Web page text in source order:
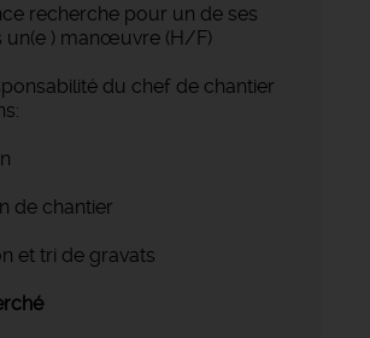
recherche pour un de ses
un(e ) manœuvre (H/F)
du chef de chantier
de chantier
et tri de gravats